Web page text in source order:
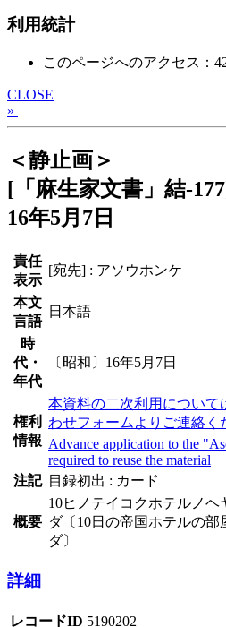
利用統計
このページへのアクセス：
CLOSE
»
＜静止画＞
[「麻生家文書」結-
16年5月7日
責任
表示
[宛先] : アソウホンケ
本文
言語
日本語
時
代・
年代
〔昭和〕16年5月7日
権利
情報
本資料の二次利用について
わせフォームよりご連絡く
Advance application to the
required to reuse the material
注記
目録初出 : カード
概要
10ヒノテイコクホテルノ
ダ〔10日の帝国ホテルの部
ダ〕
詳細
レコードID 5190202